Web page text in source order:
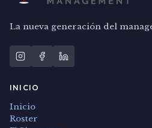
La nueva generación del
INICIO
Inicio
Roster